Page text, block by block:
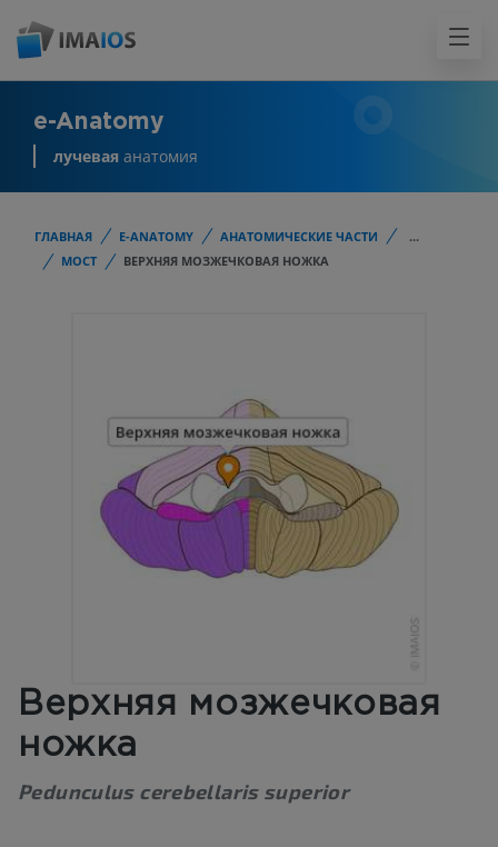
e-Anatomy
лучевая анатомия
ГЛАВНАЯ E-ANATOMY АНАТОМИЧЕСКИЕ ЧАСТИ
...
МОСТ
ВЕРХНЯЯ МОЗЖЕЧКОВАЯ НОЖКА
Верхняя мозжечковая
ножка
Pedunculus cerebellaris superior